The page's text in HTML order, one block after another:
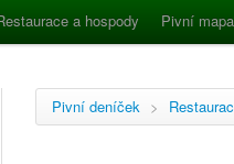
a hospody Pivní mapa
Pivní deníček >